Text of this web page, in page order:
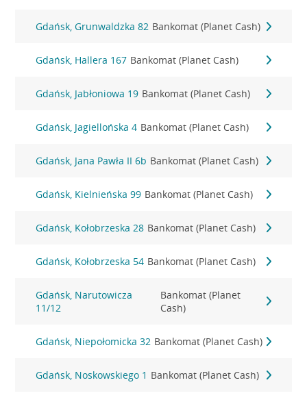
Gdańsk, Grunwaldzka 82 Bankomat (Planet Cash)
Gdańsk, Hallera 167 Bankomat (Planet Cash)
Gdańsk, Jabłoniowa 19 Bankomat (Planet Cash)
Gdańsk, Jagiellońska 4 Bankomat (Planet Cash)
Gdańsk, Jana Pawła II 6b Bankomat (Planet Cash)
Gdańsk, Kielnieńska 99 Bankomat (Planet Cash)
Gdańsk, Kołobrzeska 28 Bankomat (Planet Cash)
Gdańsk, Kołobrzeska 54 Bankomat (Planet Cash)
Gdańsk, Narutowicza
11/12
Bankomat (Planet
Cash)
Gdańsk, Niepołomicka 32 Bankomat (Planet Cash)
Gdańsk, Noskowskiego 1 Bankomat (Planet Cash)